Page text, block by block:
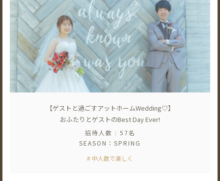
【ゲストと過ごすアットホームWedding♡】
おふたりとゲストのBest Day Ever!
招待人数 : 57名
SEASON：SPRING
# 中人数で楽しく